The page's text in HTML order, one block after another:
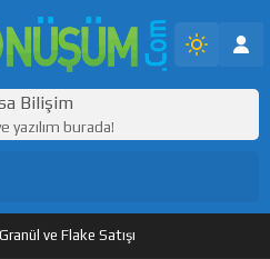
ve Flake Satışı
Bilişim
yazılım burada!